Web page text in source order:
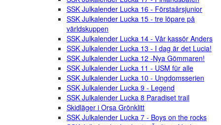
SSK Julkalender Lucka 16 - Förstaårsjunior
SSK Julkalender Lucka 15 - tre löpare på
världskuppen
SSK Julkalender Lucka 14 - Vår kassör Anders
SSK Julkalender Lucka 13 - I dag är det Lucia!
SSK Julkalender Lucka 12 -Nya Gömmaren!
SSK Julkalender Lucka 11 - USM für alle
SSK Julkalender Lucka 10 - Ungdomsserien
SSK Julkalender Lucka 9 - Legend
SSK Julkalender Lucka 8 Paradiset trail
Skidläger i Orsa Grönklitt
SSK Julkalender Lucka 7 - Boys on the rocks